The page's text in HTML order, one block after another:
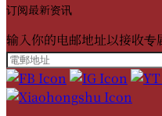
订阅最新资讯
输入你的电邮地址以接收专